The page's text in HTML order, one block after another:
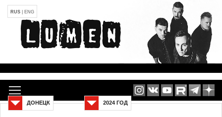
RUS ENG
2024 ГОД
ДОНЕЦК